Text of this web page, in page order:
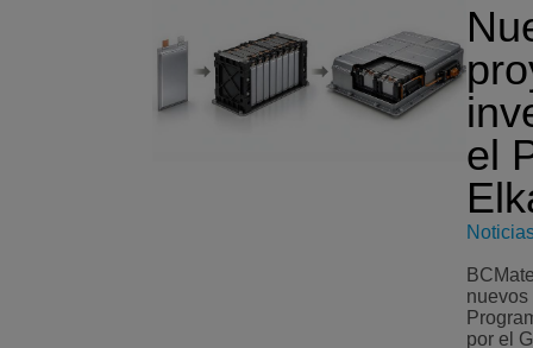
el
nuevos
por el